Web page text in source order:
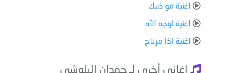
اغنية مو ذنبك
اغنية لوجه الله
اغنية اذا مرتاح
اغاني أخرى لـ حمدان البلوشي